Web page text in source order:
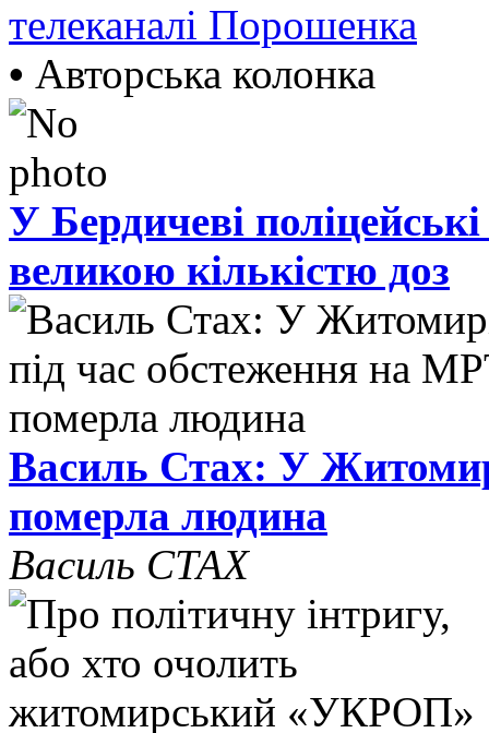
телеканалі Порошенка
• Авторська колонка
У Бердичеві
великою кількістю доз
Василь Стах: У
померла людина
Василь СТАХ